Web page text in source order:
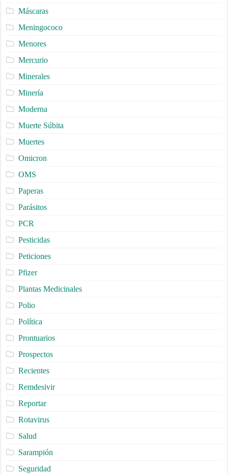
Máscaras
Meningococo
Menores
Mercurio
Minerales
Minería
Moderna
Muerte Súbita
Muertes
Omicron
OMS
Paperas
Parásitos
PCR
Pesticidas
Peticiones
Pfizer
Plantas Medicinales
Polio
Política
Prontuarios
Prospectos
Recientes
Remdesivir
Reportar
Rotavirus
Salud
Sarampión
Seguridad